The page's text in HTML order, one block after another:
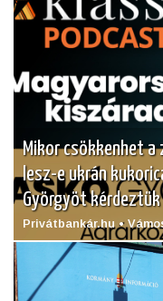
Mikor csökkenhet a
lesz-e ukrán
Györgyöt kérdeztük
Privátbankár.hu •